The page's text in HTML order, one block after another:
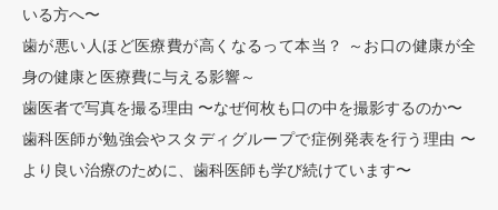
いる方へ〜
歯が悪い人ほど医療費が高くなるって本当？ ～お口の健康が全
身の健康と医療費に与える影響～
歯医者で写真を撮る理由 〜なぜ何枚も口の中を撮影するのか〜
歯科医師が勉強会やスタディグループで症例発表を行う理由 〜
より良い治療のために、歯科医師も学び続けています〜